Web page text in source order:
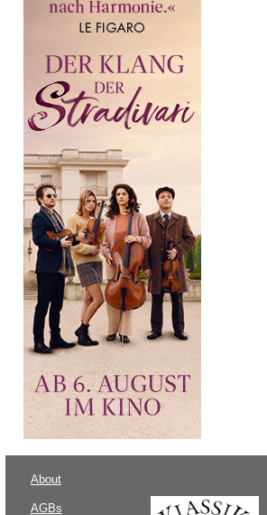
About
AGBs